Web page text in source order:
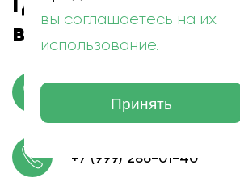
в Брюховецкой
станица Брюховецкая,
+7 (999) 286-01-40
вы соглашаетесь на их
использование.
Принять